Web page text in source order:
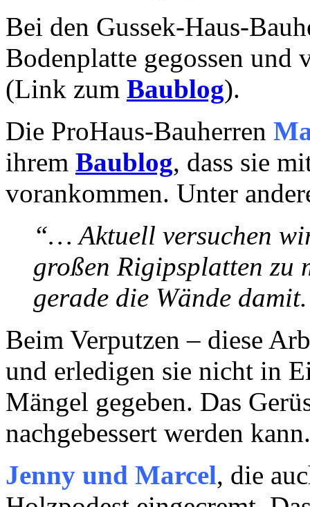
Bei den Gussek-Haus-
Bodenplatte gegossen und
(Link zum Baublog).
Die ProHaus-Bauherren
ihrem Baublog, dass sie
vorankommen. Unter
“… Aktuell versuchen
großen Rigipsplatten zu
gerade die Wände
Beim Verputzen – diese
und erledigen sie nicht in
Mängel gegeben. Das
nachgebessert werden kann.
Jenny und Marcel, die